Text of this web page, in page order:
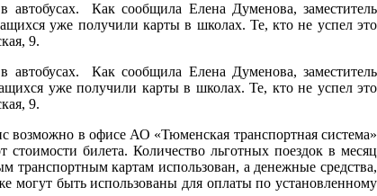
автобусах. Как сообщила Елена Думенова, заместитель
уже получили карты в школах. Те, кто не успел это
9.
автобусах. Как сообщила Елена Думенова, заместитель
уже получили карты в школах. Те, кто не успел это
9.
возможно в офисе АО «Тюменская транспортная система»
билета. Количество льготных поездок в месяц
транспортным картам использован, а денежные средства,
могут быть использованы для оплаты по установленному